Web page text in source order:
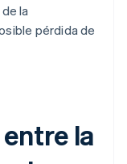
la
pérdida de
la